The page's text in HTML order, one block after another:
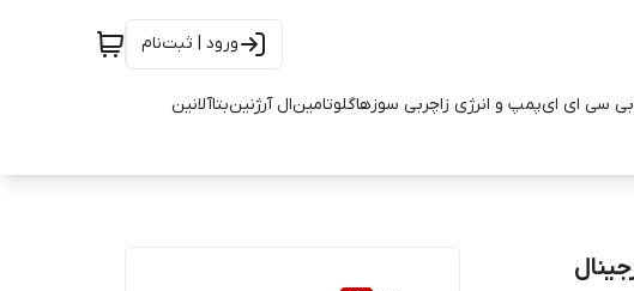
ورود | ثبت‌نام
بی سی ای ایپمپ و انرژی زاچربی سوزهاگلوتامینال آرژنینبتاآلانین